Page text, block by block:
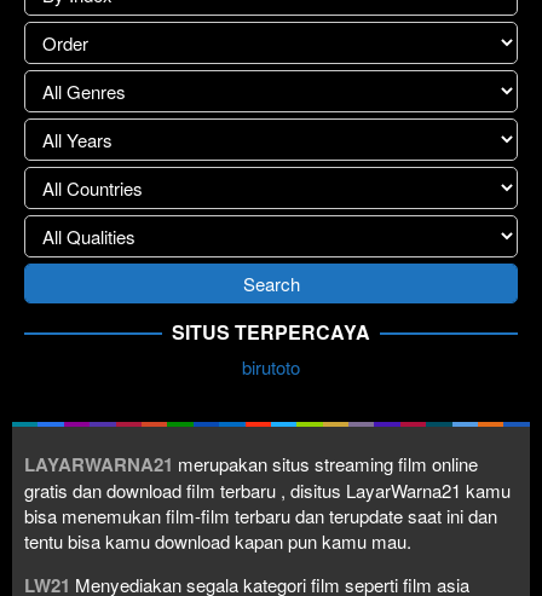
SITUS TERPERCAYA
birutoto
LAYARWARNA21 merupakan situs streaming film online
gratis dan download film terbaru , disitus LayarWarna21 kamu
bisa menemukan film-film terbaru dan terupdate saat ini dan
tentu bisa kamu download kapan pun kamu mau.
LW21 Menyediakan segala kategori film seperti film asia